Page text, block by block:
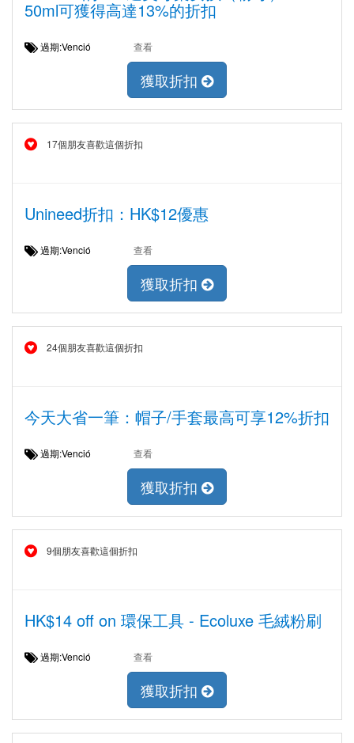
50ml可獲得高達13%的折扣
過期:Venció 查看
獲取折扣
17個朋友喜歡這個折扣
Unineed折扣：HK$12優惠
過期:Venció 查看
獲取折扣
24個朋友喜歡這個折扣
今天大省一筆：帽子/手套最高可享12%折扣
過期:Venció 查看
獲取折扣
9個朋友喜歡這個折扣
HK$14 off on 環保工具 - Ecoluxe 毛絨粉刷
過期:Venció 查看
獲取折扣